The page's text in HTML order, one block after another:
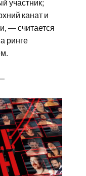
участник;
канат и
— считается
ринге